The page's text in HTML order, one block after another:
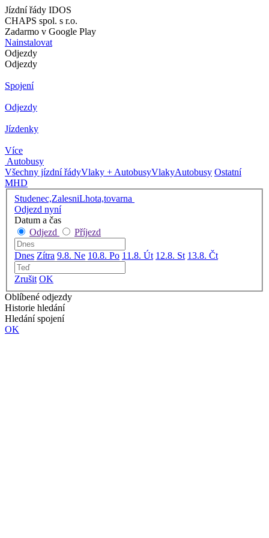
Jízdní řády IDOS
CHAPS spol. s r.o.
Zadarmo v Google Play
Nainstalovat
Odjezdy
Odjezdy
Spojení
Odjezdy
Jízdenky
Více
Autobusy
Všechny jízdní řádyVlaky + AutobusyVlakyAutobusy Ostatní
MHD
Studenec,ZalesniLhota,tovarna
Odjezd nyní
Datum a čas
Odjezd
Příjezd
Dnes Zítra 9.8. Ne 10.8. Po 11.8. Út 12.8. St 13.8. Čt
Zrušit OK
Oblíbené odjezdy
Historie hledání
Hledání spojení
OK